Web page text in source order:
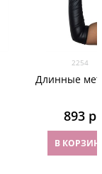
2254
Длинные
893 р
В